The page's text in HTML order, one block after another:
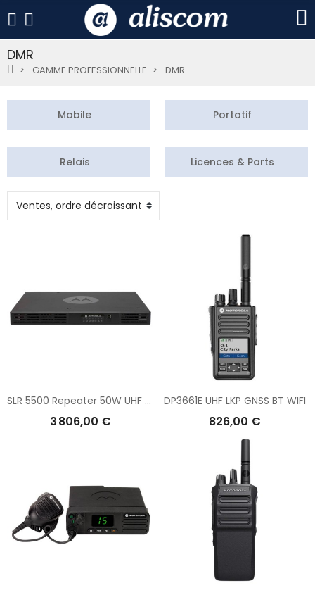
DMR
GAMME PROFESSIONNELLE DMR
Mobile Portatif
Relais Licences & Parts
SLR 5500 Repeater 50W UHF (400-470 MHz)
3 806,00 €
DP3661E UHF LKP GNSS BT WIFI
826,00 €